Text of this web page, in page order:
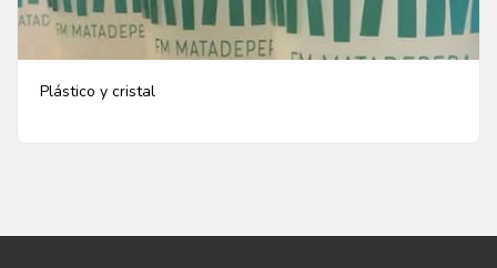
Plástico y cristal